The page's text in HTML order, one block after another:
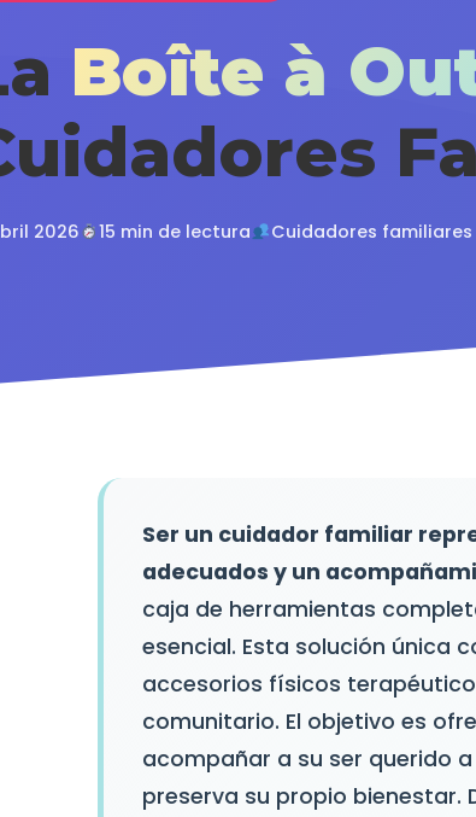
Boîte à
2026 15 min de lectura Cuidadores
Ser un cuidador familiar
adecuados y un
caja de herramientas
esencial. Esta solución única
accesorios físicos
comunitario. El objetivo es
acompañar a su ser querido
preserva su propio bienestar.